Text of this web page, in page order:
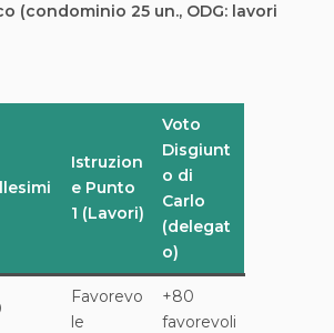
(condominio 25 un., ODG: lavori
Istruzion
e Punto
1 (Lavori)
Voto
Disgiunt
o di
Carlo
(delegat
o)
Favorevo
le
+80
favorevoli